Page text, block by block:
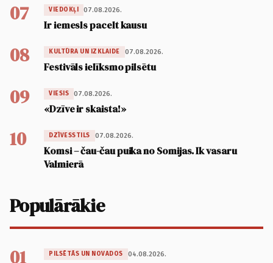
07 VIEDOKĻI 07.08.2026.
Ir iemesls pacelt kausu
08 KULTŪRA UN IZKLAIDE 07.08.2026.
Festivāls ielīksmo pilsētu
09 VIESIS 07.08.2026.
«Dzīve ir skaista!»
10 DZĪVESSTILS 07.08.2026.
Komsi – čau-čau puika no Somijas. Ik vasaru
Valmierā
Populārākie
01 PILSĒTĀS UN NOVADOS 04.08.2026.